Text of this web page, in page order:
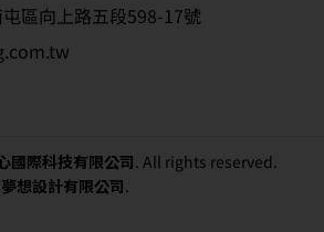
區向上路五段598-17號
國際科技有限公司. All rights reserved.
想設計有限公司.